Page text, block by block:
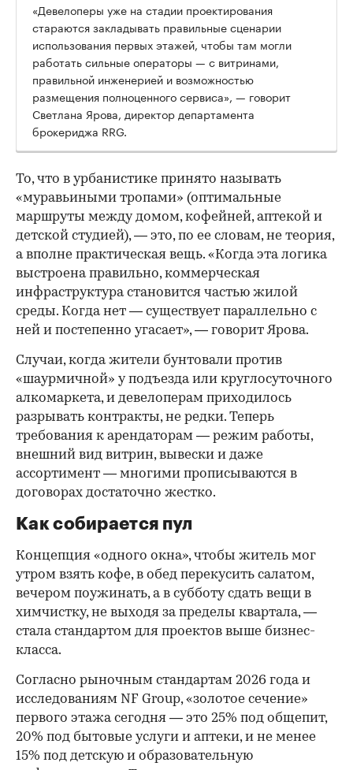
00:00
«Девелоперы уже на стадии проектирования
стараются закладывать правильные сценарии
использования первых этажей, чтобы там могли
работать сильные операторы — с витринами,
правильной инженерией и возможностью
размещения полноценного сервиса», — говорит
Светлана Ярова, директор департамента
брокериджа RRG.
То, что в урбанистике принято называть
«муравьиными тропами» (оптимальные
маршруты между домом, кофейней, аптекой и
детской студией), — это, по ее словам, не теория,
а вполне практическая вещь. «Когда эта логика
выстроена правильно, коммерческая
инфраструктура становится частью жилой
среды. Когда нет — существует параллельно с
ней и постепенно угасает», — говорит Ярова.
Случаи, когда жители бунтовали против
«шаурмичной» у подъезда или круглосуточного
алкомаркета, и девелоперам приходилось
разрывать контракты, не редки. Теперь
требования к арендаторам — режим работы,
внешний вид витрин, вывески и даже
ассортимент — многими прописываются в
договорах достаточно жестко.
Как собирается пул
Концепция «одного окна», чтобы житель мог
утром взять кофе, в обед перекусить салатом,
вечером поужинать, а в субботу сдать вещи в
химчистку, не выходя за пределы квартала, —
стала стандартом для проектов выше бизнес-
класса.
Согласно рыночным стандартам 2026 года и
исследованиям NF Group, «золотое сечение»
первого этажа сегодня — это 25% под общепит,
20% под бытовые услуги и аптеки, и не менее
15% под детскую и образовательную